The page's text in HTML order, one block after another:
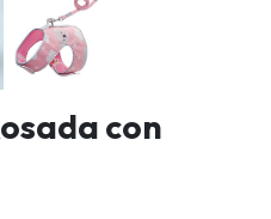
con